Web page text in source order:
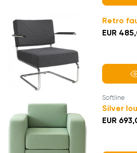
Retro
EUR
Softline
Silver
EUR